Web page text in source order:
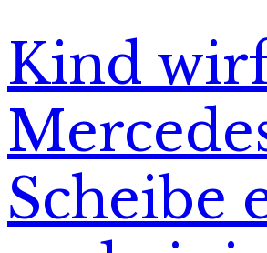
Kind
Scheibe